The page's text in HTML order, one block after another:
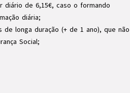
diário de 6,15€, caso o formando
diária;
longa duração (+ de 1 ano), que não
Social;